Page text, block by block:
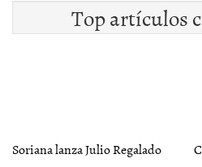
Top artículos
Soriana lanza Julio Regalado